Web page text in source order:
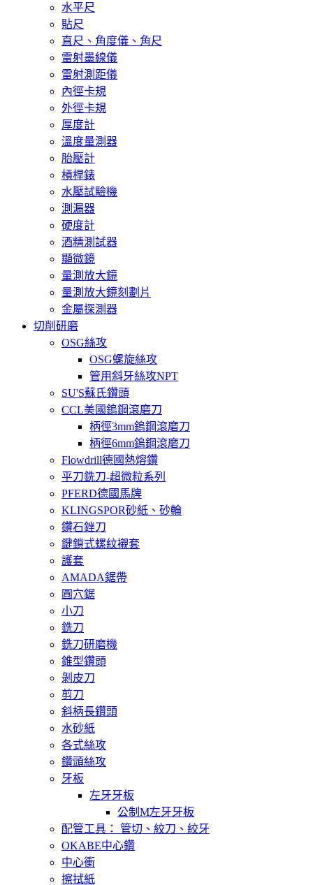
水平尺
貼尺
直尺、角度儀、角尺
雷射墨線儀
雷射測距儀
內徑卡規
外徑卡規
厚度計
溫度量測器
胎壓計
槓桿錶
水壓試驗機
測漏器
硬度計
酒精測試器
顯微鏡
量測放大鏡
量測放大鏡刻劃片
金屬探測器
切削研磨
OSG絲攻
OSG螺旋絲攻
管用斜牙絲攻NPT
SU'S蘇氏鑽頭
CCL美國鎢鋼滾磨刀
柄徑3mm鎢鋼滾磨刀
柄徑6mm鎢鋼滾磨刀
Flowdrill德國熱熔鑽
平刀銑刀-超微粒系列
PFERD德國馬牌
KLINGSPOR砂紙、砂輪
鑽石銼刀
鍵鎖式螺紋襯套
護套
AMADA鋸帶
圓穴鋸
小刀
銑刀
銑刀研磨機
錐型鑽頭
剝皮刀
剪刀
斜柄長鑽頭
水砂紙
各式絲攻
鑽頭絲攻
牙板
左牙牙板
公制M左牙牙板
配管工具： 管切、絞刀、絞牙
OKABE中心鑽
中心衝
擦拭紙